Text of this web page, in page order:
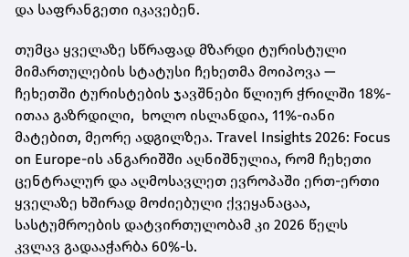
და საფრანგეთი იკავებენ.
თუმცა ყველაზე სწრაფად მზარდი ტურისტული
მიმართულების სტატუსი ჩეხეთმა მოიპოვა —
ჩეხეთში ტურისტების ჯავშნები წლიურ ჭრილში 18%-
ითაა გაზრდილი, ხოლო ისლანდია, 11%-იანი
მატებით, მეორე ადგილზეა. Travel Insights 2026: Focus
on Europe-ის ანგარიშში აღნიშნულია, რომ ჩეხეთი
ცენტრალურ და აღმოსავლეთ ევროპაში ერთ-ერთი
ყველაზე ხშირად მოძიებული ქვეყანაცაა,
სასტუმროების დატვირთულობამ კი 2026 წელს
კვლავ გადააჭარბა 60%-ს.